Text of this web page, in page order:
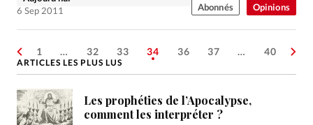
Opinions
6 Sep 2011
Abonnés
1 … 32 33 34 36 37 … 40
ARTICLES LES PLUS LUS
Les prophéties de l’Apocalypse,
comment les interpréter ?